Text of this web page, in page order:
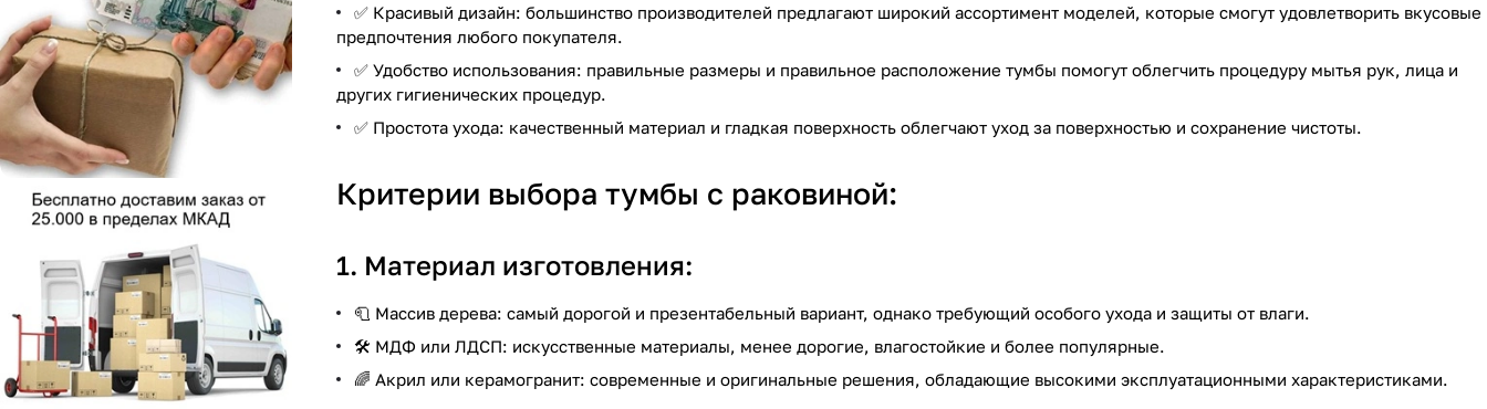
✅ Красивый дизайн: большинство производителей предлагают широкий ассортимент моделей, которые смогут удовлетворить вкусовые
предпочтения любого покупателя.
✅ Удобство использования: правильные размеры и правильное расположение тумбы помогут облегчить процедуру мытья рук, лица и
других гигиенических процедур.
✅ Простота ухода: качественный материал и гладкая поверхность облегчают уход за поверхностью и сохранение чистоты.
Критерии выбора тумбы с раковиной:
1. Материал изготовления:
🧻 Массив дерева: самый дорогой и презентабельный вариант, однако требующий особого ухода и защиты от влаги.
🛠️ МДФ или ЛДСП: искусственные материалы, менее дорогие, влагостойкие и более популярные.
🌈 Акрил или керамогранит: современные и оригинальные решения, обладающие высокими эксплуатационными характеристиками.